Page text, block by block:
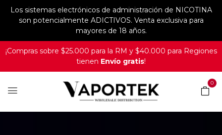
Los sistemas electrónicos de administración de NICOTINA
son potencialmente ADICTIVOS. Venta exclusiva para
mayores de 18 años.
¡Compras sobre $25.000 para la RM y $40.000 para Regiones
tienen Envío gratis!
0